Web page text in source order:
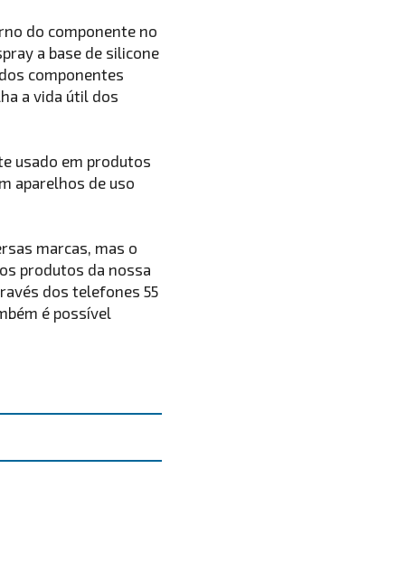
do componente no
a base de silicone
componentes
a vida útil dos
usado em produtos
aparelhos de uso
marcas, mas o
produtos da nossa
dos telefones 55
é possível